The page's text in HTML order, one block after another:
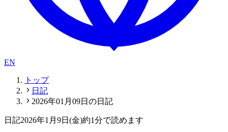
EN
トップ
日記
2026年01月09日の日記
日記2026年1月9日(金)約1分で読めます